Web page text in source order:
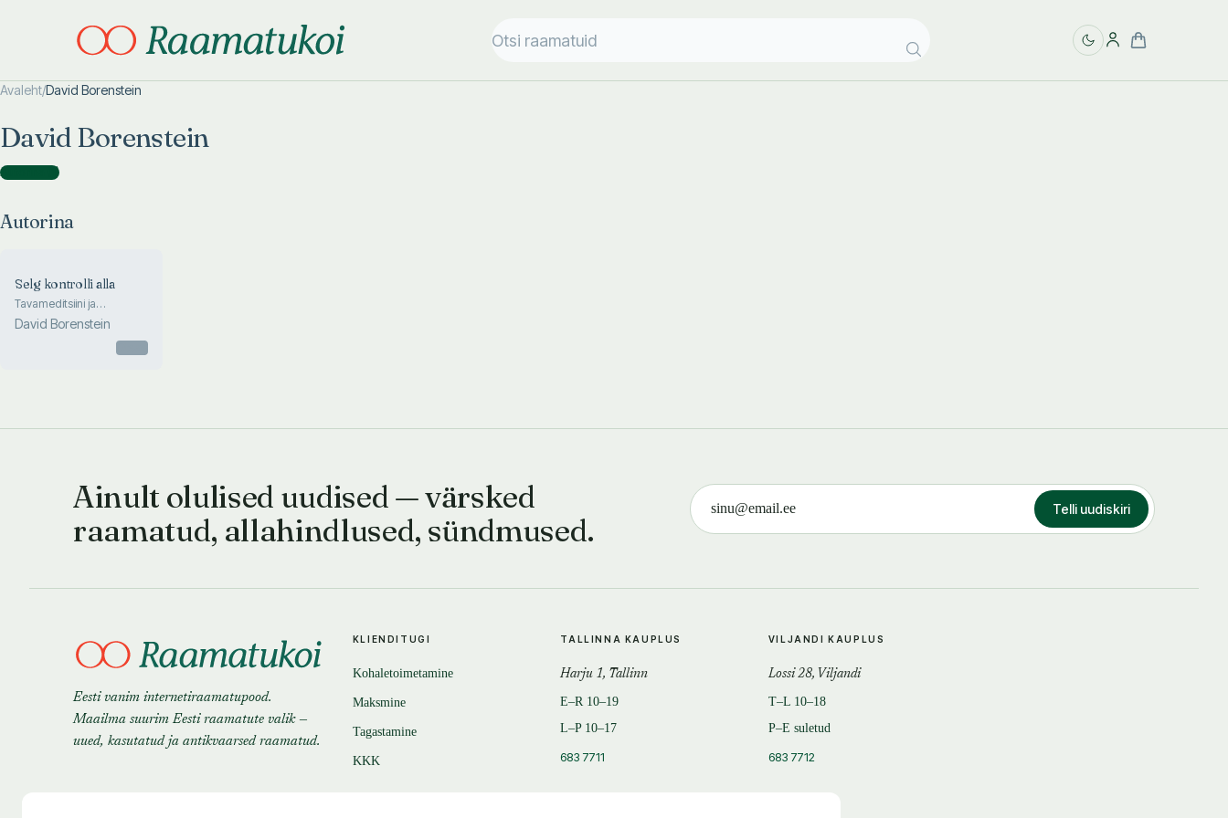
Avaleht/David Borenstein
David Borenstein
Autorina )
Autorina
Selg kontrolli alla
Tavameditsiini ja
täiendavate teraapiate
programm seljavalust
David Borenstein
Ainult olulised uudised — värsked
raamatud, allahindlused, sündmused.
Telli uudiskiri
Eesti vanim internetiraamatupood.
Maailma suurim Eesti raamatute valik —
uued, kasutatud ja antikvaarsed raamatud.
KLIENDITUGI
Kohaletoimetamine
Maksmine
Tagastamine
KKK
TALLINNA KAUPLUS
Harju 1, Tallinn
E–R 10–19
L–P 10–17
683 7711
VILJANDI KAUPLUS
Lossi 28, Viljandi
T–L 10–18
P–E suletud
683 7712